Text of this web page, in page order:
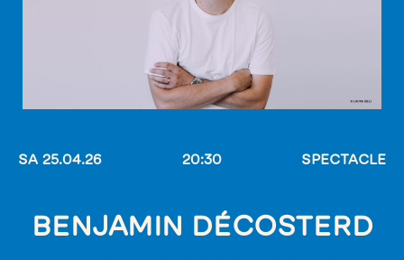
SA 25.04.26 20:30 SPECTACLE
BENJAMIN DÉCOSTERD